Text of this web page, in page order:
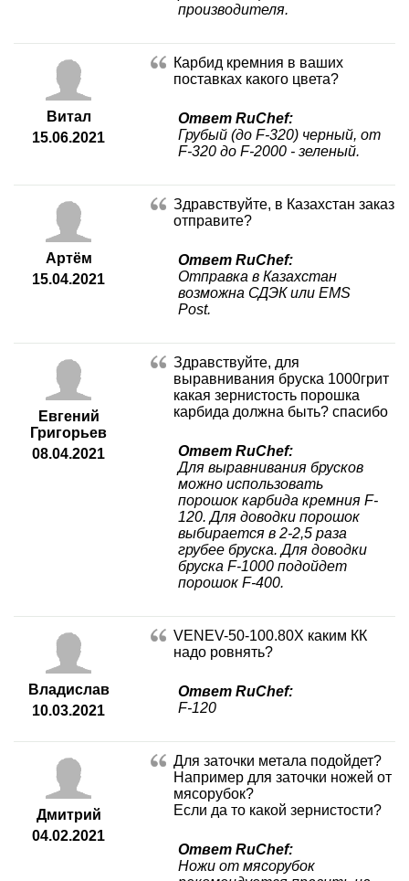
производителя.
Витал
15.06.2021
Карбид кремния в ваших
поставках какого цвета?
Ответ RuChef:
Грубый (до F-320) черный, от
F-320 до F-2000 - зеленый.
Артём
15.04.2021
Здравствуйте, в Казахстан заказ
отправите?
Ответ RuChef:
Отправка в Казахстан
возможна СДЭК или EMS
Post.
Евгений
Григорьев
08.04.2021
Здравствуйте, для
выравнивания бруска 1000грит
какая зернистость порошка
карбида должна быть? спасибо
Ответ RuChef:
Для выравнивания брусков
можно использовать
порошок карбида кремния F-
120. Для доводки порошок
выбирается в 2-2,5 раза
грубее бруска. Для доводки
бруска F-1000 подойдет
порошок F-400.
Владислав
10.03.2021
VENEV-50-100.80X каким КК
надо ровнять?
Ответ RuChef:
F-120
Дмитрий
04.02.2021
Для заточки метала подойдет?
Например для заточки ножей от
мясорубок?
Если да то какой зернистости?
Ответ RuChef:
Ножи от мясорубок